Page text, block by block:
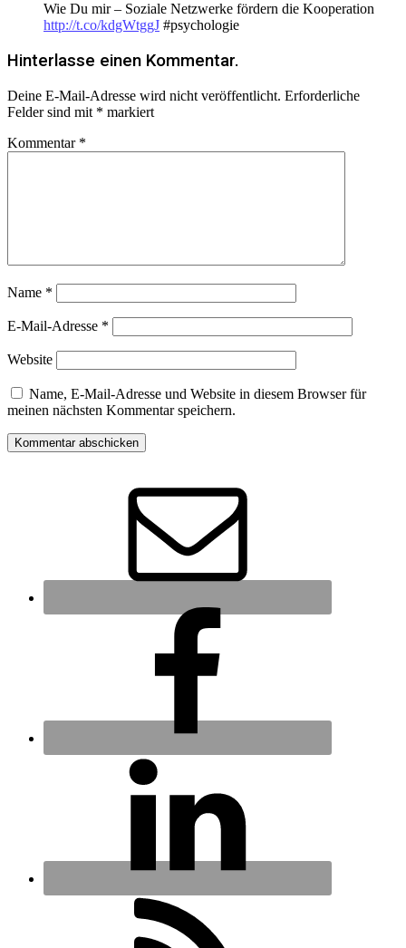
Wie Du mir – Soziale Netzwerke fördern die Kooperation
http://t.co/kdgWtggJ #psychologie
Hinterlasse einen Kommentar.
Deine E-Mail-Adresse wird nicht veröffentlicht. Erforderliche
Felder sind mit * markiert
Kommentar *
Name *
E-Mail-Adresse *
Website
Name, E-Mail-Adresse und Website in diesem Browser für
meinen nächsten Kommentar speichern.